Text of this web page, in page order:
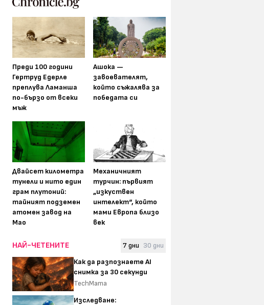
Преди 100 години
Гертруд Едерле
преплува Ламанша
по-бързо от всеки
мъж
Ашока —
завоевателят,
който съжалява за
победата си
Двайсет километра
тунели и нито един
грам плутоний:
тайният подземен
атомен завод на
Мао
Механичният
турчин: първият
„изкуствен
интелект“, който
мами Европа близо
век
НАЙ-ЧЕТЕНИТЕ 7 дни 30 дни
Как да разпознаете AI
снимка за 30 секунди
TechMama
Изследване: